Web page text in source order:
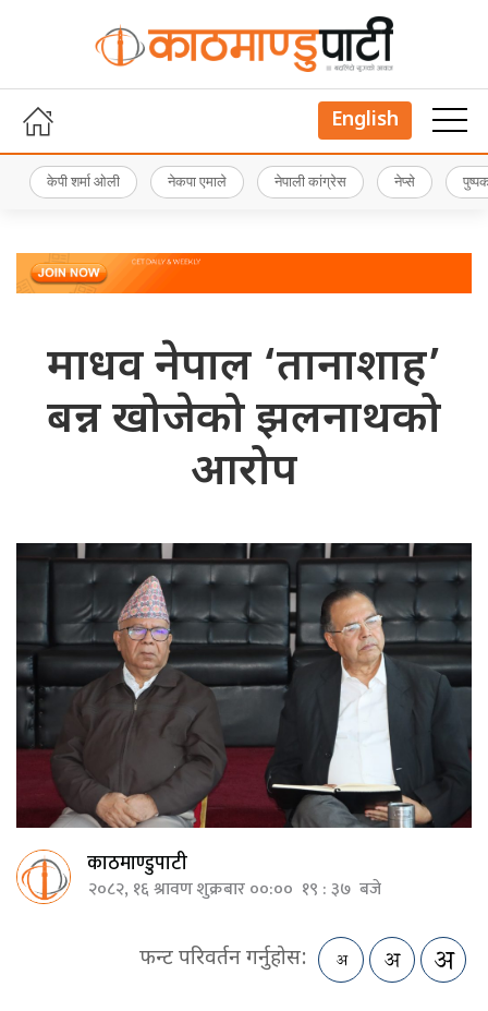
English
केपी शर्मा ओली नेकपा एमाले नेपाली कांग्रेस नेप्से
माधव नेपाल ‘तानाशाह’
बन्न खोजेको झलनाथको
आरोप
काठमाण्डुपाटी
२०८२, १६ श्रावण शुक्रबार ००:०० १९ : ३७ बजे
फन्ट परिवर्तन गर्नुहोस: